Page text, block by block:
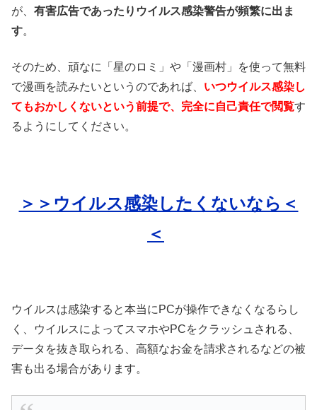
が、 有害広告であったりウイルス感染警告が頻繁に出ま
す。
そのため、頑なに「星のロミ」や「漫画村」を使って無料
で漫画を読みたいというのであれば、 いつウイルス感染し
てもおかしくないという前提で、完全に自己責任で閲覧す
るようにしてください。
＞＞ウイルス感染したくないなら＜
＜
ウイルスは感染すると本当にPCが操作できなくなるらし
く、ウイルスによってスマホやPCをクラッシュされる、
データを抜き取られる、高額なお金を請求されるなどの被
害も出る場合があります。